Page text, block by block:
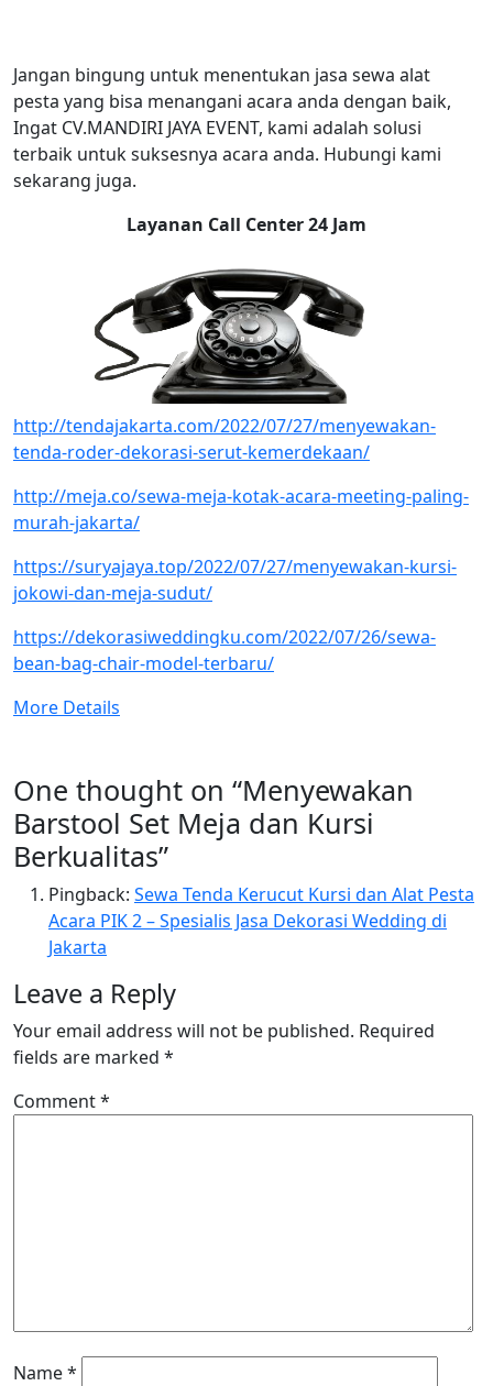
Jangan bingung untuk menentukan jasa sewa alat
pesta yang bisa menangani acara anda dengan baik,
Ingat CV.MANDIRI JAYA EVENT, kami adalah solusi
terbaik untuk suksesnya acara anda. Hubungi kami
sekarang juga.
Layanan Call Center 24 Jam
http://tendajakarta.com/2022/07/27/menyewakan-
tenda-roder-dekorasi-serut-kemerdekaan/
http://meja.co/sewa-meja-kotak-acara-meeting-paling-
murah-jakarta/
https://suryajaya.top/2022/07/27/menyewakan-kursi-
jokowi-dan-meja-sudut/
https://dekorasiweddingku.com/2022/07/26/sewa-
bean-bag-chair-model-terbaru/
More Details
One thought on “Menyewakan
Barstool Set Meja dan Kursi
Berkualitas”
Pingback: Sewa Tenda Kerucut Kursi dan Alat Pesta
Acara PIK 2 – Spesialis Jasa Dekorasi Wedding di
Jakarta
Leave a Reply
Your email address will not be published. Required
fields are marked *
Comment*
Name*